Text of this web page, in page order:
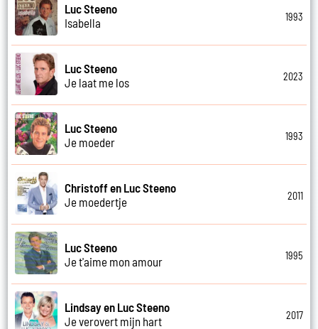
Luc Steeno
Isabella
1993
Luc Steeno
Je laat me los
2023
Luc Steeno
Je moeder
1993
Christoff en Luc Steeno
Je moedertje
2011
Luc Steeno
Je t'aime mon amour
1995
Lindsay en Luc Steeno
Je verovert mijn hart
2017